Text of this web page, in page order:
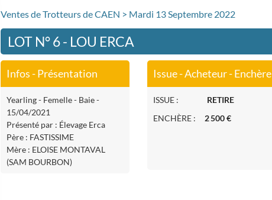
Ventes de Trotteurs de CAEN > Mardi 13 Septembre 2022
LOT N° 6 - LOU ERCA
Infos - Présentation
Yearling - Femelle - Baie -
15/04/2021
Présenté par : Élevage Erca
Père : FASTISSIME
Mère : ELOISE MONTAVAL
(SAM BOURBON)
Issue - Acheteur - Enchère
ISSUE : RETIRE
ENCHÈRE : 2 500 €